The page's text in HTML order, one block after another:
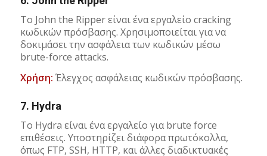
Το John the Ripper είναι ένα εργαλείο cracking
κωδικών πρόσβασης. Χρησιμοποιείται για να
δοκιμάσει την ασφάλεια των κωδικών μέσω
brute-force attacks.
Χρήση: Έλεγχος ασφάλειας κωδικών πρόσβασης.
7. Hydra
Το Hydra είναι ένα εργαλείο για brute force
επιθέσεις. Υποστηρίζει διάφορα πρωτόκολλα,
όπως FTP, SSH, HTTP, και άλλες διαδικτυακές